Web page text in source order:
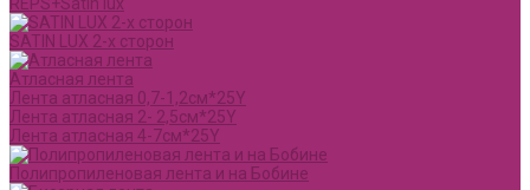
SATIN LUX 2-х сторон
Атласная лента
Лента атласная 0,7-1,2см*25Y
Лента атласная 2- 2,5см*25Y
Лента атласная 4-7см*25Y
Полипропиленовая лента и на Бобине